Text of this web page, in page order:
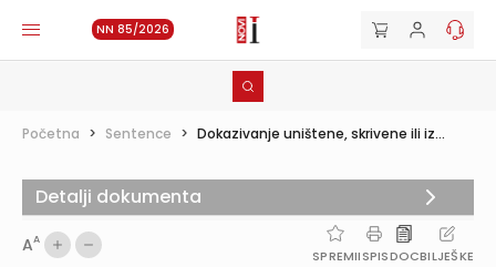
NN 85/2026
Početna > Sentence > Dokazivanje uništene, skrivene ili iz...
AA
SPREMIISPISDOCBILJEŠKE
Detalji dokumenta